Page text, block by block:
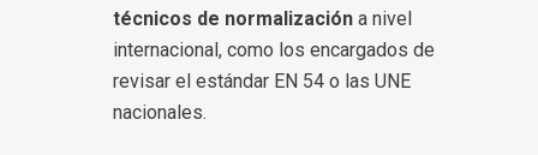
técnicos de normalización a nivel
internacional, como los encargados de
revisar el estándar EN 54 o las UNE
nacionales.